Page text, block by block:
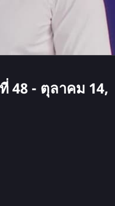
48 - ตุลาคม 14,